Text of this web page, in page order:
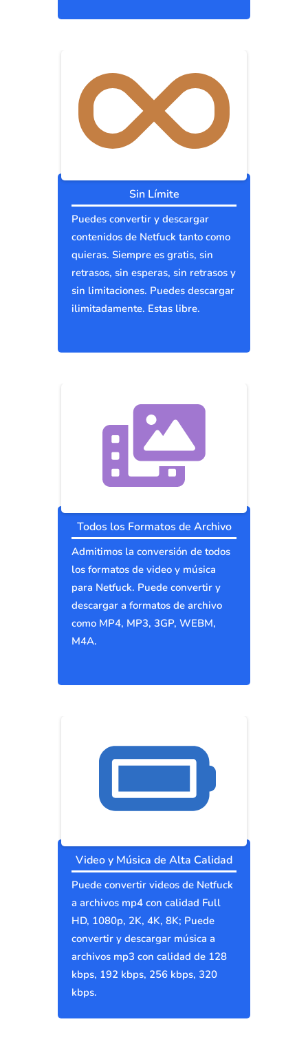
Sin Límite
Puedes convertir y descargar
contenidos de Netfuck tanto como
quieras. Siempre es gratis, sin
retrasos, sin esperas, sin retrasos y
sin limitaciones. Puedes descargar
ilimitadamente. Estas libre.
Todos los Formatos de Archivo
Admitimos la conversión de todos
los formatos de video y música
para Netfuck. Puede convertir y
descargar a formatos de archivo
como MP4, MP3, 3GP, WEBM,
M4A.
Video y Música de Alta Calidad
Puede convertir videos de Netfuck
a archivos mp4 con calidad Full
HD, 1080p, 2K, 4K, 8K; Puede
convertir y descargar música a
archivos mp3 con calidad de 128
kbps, 192 kbps, 256 kbps, 320
kbps.